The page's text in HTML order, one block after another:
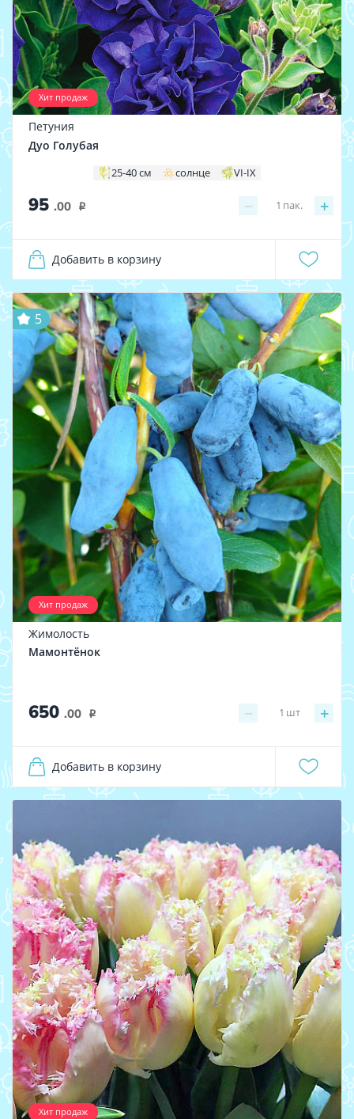
Хит продаж
Петуния
Дуо Голубая
25-40 см солнце VI-IX
95 .00 i − +
1 пак.
Добавить в корзину
Хит продаж
5
Жимолость
Мамонтёнок
650 .00 i − +
1 шт
Добавить в корзину
Хит продаж